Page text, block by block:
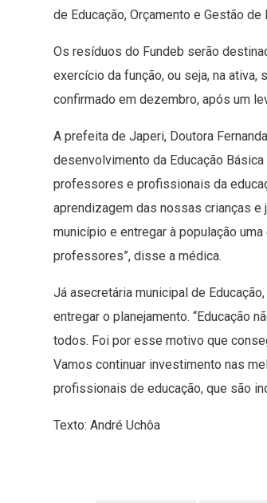
de Educação, Orçamento e Gestão
​Os resíduos do Fundeb serão
exercício da função, ou seja, na
confirmado em dezembro, após um
A prefeita de Japeri, Doutora
desenvolvimento da Educação
professores e profissionais da
aprendizagem das nossas crianças
município e entregar ​à​ população
professores”, disse a médica.
Já​ a​secretária municipal de
entregar o planejamento. “Educação
todos. Foi por esse motivo que
Vamos continuar investimento nas
profissionais de educação, que são
Texto: André Uchôa